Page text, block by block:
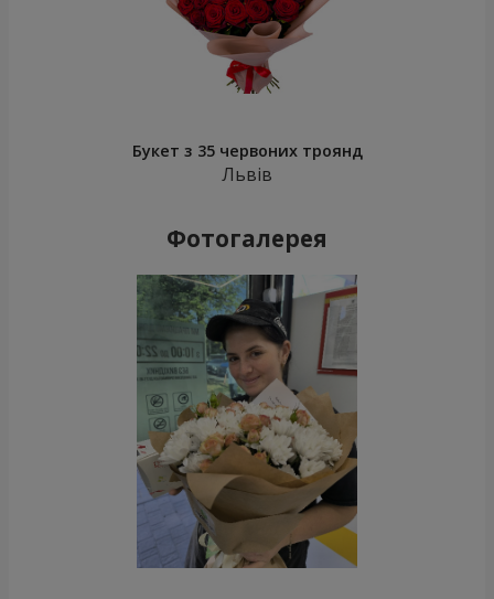
Букет з 35 червоних троянд
Львів
Фотогалерея